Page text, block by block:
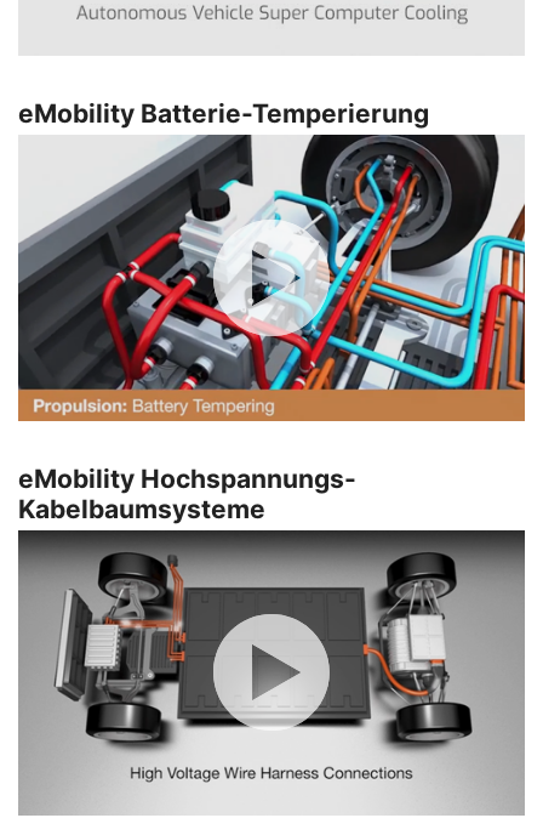
eMobility Batterie-Temperierung
eMobility Hochspannungs-
Kabelbaumsysteme